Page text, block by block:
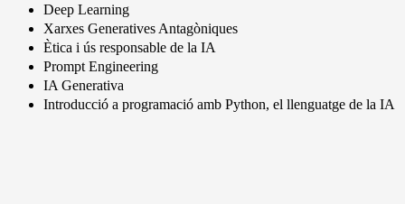
Deep Learning
Xarxes Generatives Antagòniques
Ètica i ús responsable de la IA
Prompt Engineering
IA Generativa
Introducció a programació amb Python, el llenguatge de la IA